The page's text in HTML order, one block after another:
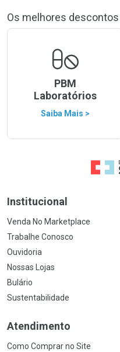
Os melhores
PBM
Laboratórios
Saiba Mais >
Ir para
Institucional
Venda No Marketplace
Trabalhe Conosco
Ouvidoria
Nossas Lojas
Bulário
Sustentabilidade
Atendimento
Como Comprar no Site